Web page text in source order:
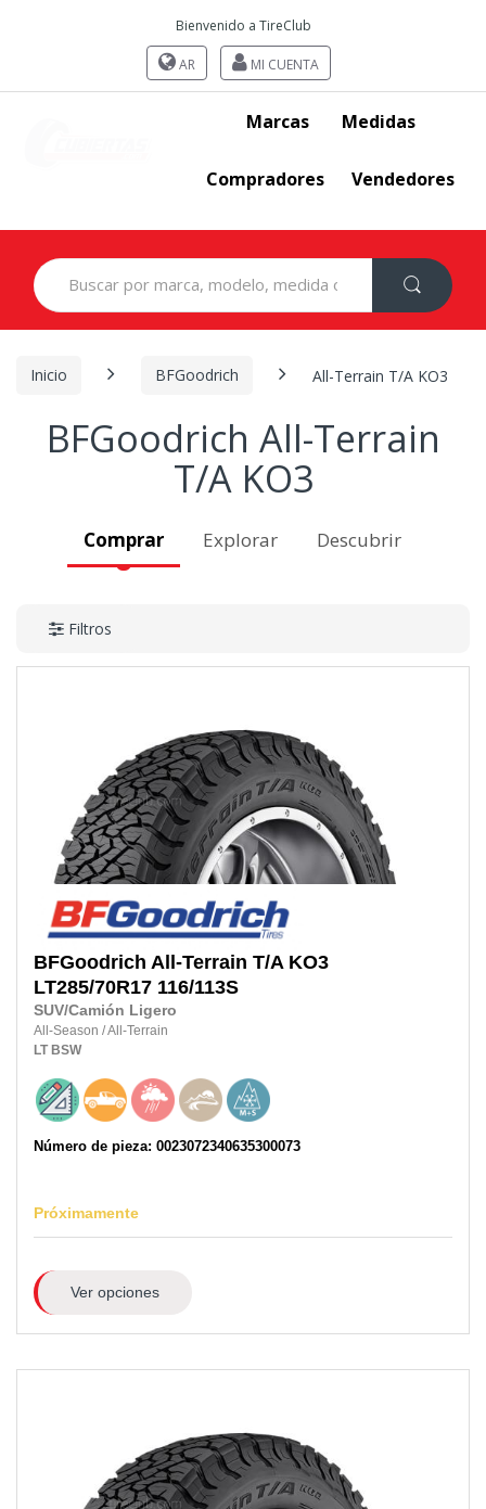
Bienvenido a TireClub
AR MI CUENTA
Marcas Medidas
Compradores Vendedores
Search
for:
Inicio BFGoodrich All-Terrain T/A KO3
BFGoodrich All-Terrain
T/A KO3
Comprar Explorar Descubrir
Filtros
BFGoodrich All-Terrain T/A KO3
LT285/70R17 116/113S
SUV/Camión Ligero
All-Season /All-Terrain
LT BSW
Número de pieza: 0023072340635300073
Próximamente
Ver opciones